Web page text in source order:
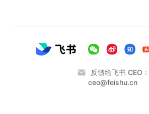
反馈给飞书 CEO：
ceo@feishu.cn